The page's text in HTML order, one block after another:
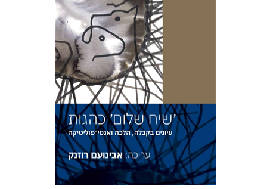
הנחת אתר ספר מודפס
$46
$41